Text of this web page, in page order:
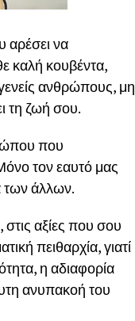
αρέσει να
καλή κουβέντα,
ανθρώπους, μη
τη ζωή σου.
που
τον εαυτό μας
των άλλων.
στις αξίες που σου
πειθαρχία, γιατί
η αδιαφορία
ανυπακοή του